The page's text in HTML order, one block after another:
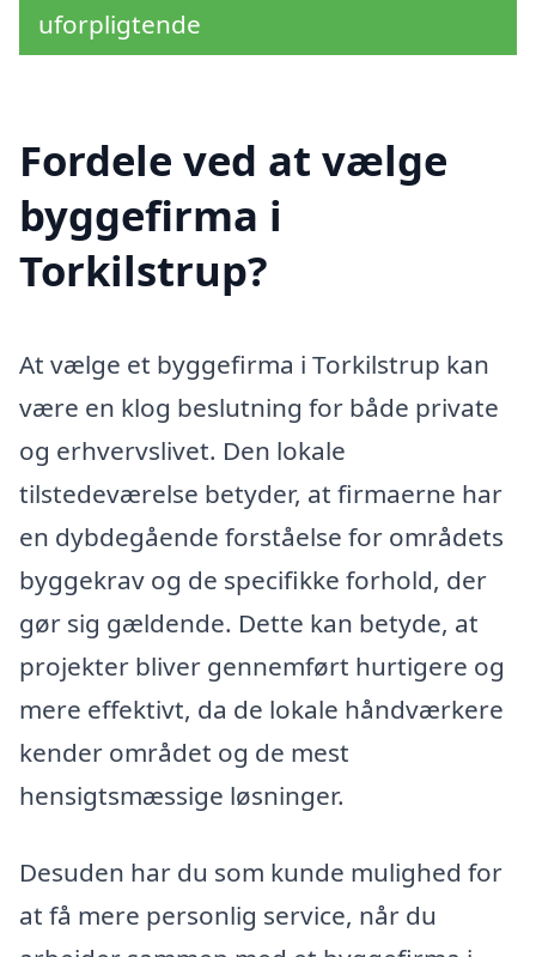
uforpligtende
Fordele ved at vælge
byggefirma i
Torkilstrup?
At vælge et byggefirma i Torkilstrup kan
være en klog beslutning for både private
og erhvervslivet. Den lokale
tilstedeværelse betyder, at firmaerne har
en dybdegående forståelse for områdets
byggekrav og de specifikke forhold, der
gør sig gældende. Dette kan betyde, at
projekter bliver gennemført hurtigere og
mere effektivt, da de lokale håndværkere
kender området og de mest
hensigtsmæssige løsninger.
Desuden har du som kunde mulighed for
at få mere personlig service, når du